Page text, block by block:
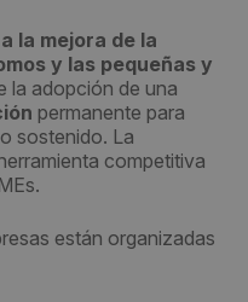
la mejora de la
y las pequeñas y
la adopción de una
permanente para
sostenido. La
competitiva
están organizadas